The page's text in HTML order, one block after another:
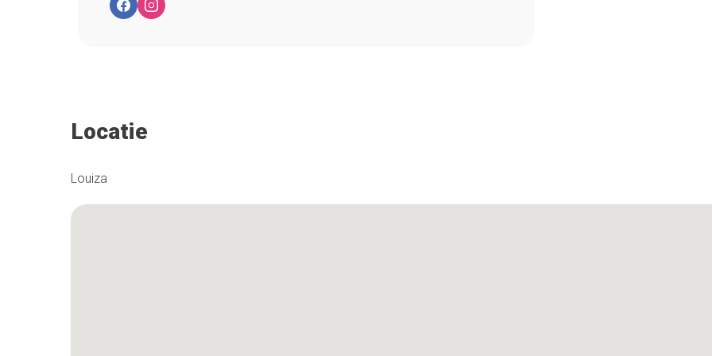
Locatie
Louiza